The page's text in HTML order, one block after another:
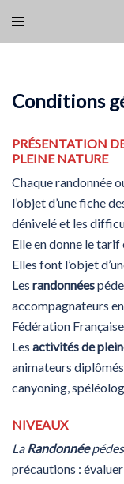
Ouvrir/fermer
le
Conditions
PRÉSENTATION
PLEINE NATURE
Chaque randonnée
l’objet d’une fiche
dénivelé et les
Elle en donne le
Elles font l’objet
Les randonnées
accompagnateurs
Fédération
Les activités de
animateurs
canyoning,
NIVEAUX
LaRandonnée
précautions :